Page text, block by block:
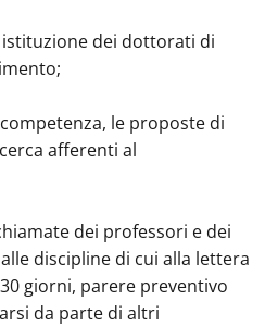
dei dottorati di
le proposte di
afferenti al
dei professori e dei
discipline di cui alla lettera
giorni, parere preventivo
da parte di altri